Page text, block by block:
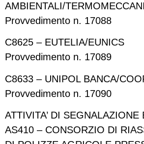
AMBIENTALI/
Provvedimento n. 17088
C8625 – EUTELIA/EUNICS
Provvedimento n. 17089
C8633 – UNIPOL BANCA/
Provvedimento n. 17090
ATTIVITA’ DI SEGNALAZIONE
AS410 – CONSORZIO DI